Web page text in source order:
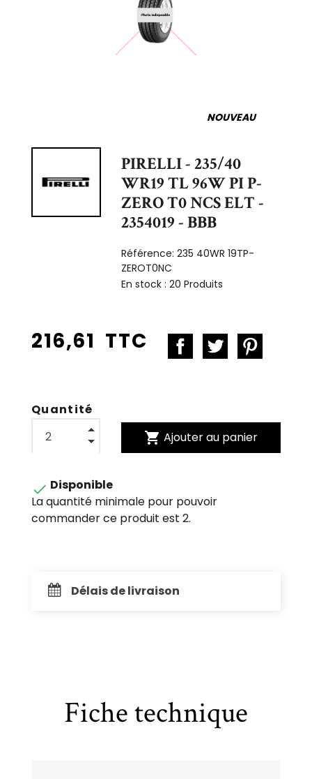
NOUVEAU
PIRELLI - 235/40
WR19 TL 96W PI P-
ZERO T0 NCS ELT -
2354019 - BBB
Référence:235 40WR 19TP-
ZEROT0NC
En stock :20 Produits
216,61 TTC
Quantité
shopping_cart Ajouter au panier
 Disponible
La quantité minimale pour pouvoir
commander ce produit est 2.
Délais de livraison
Fiche technique